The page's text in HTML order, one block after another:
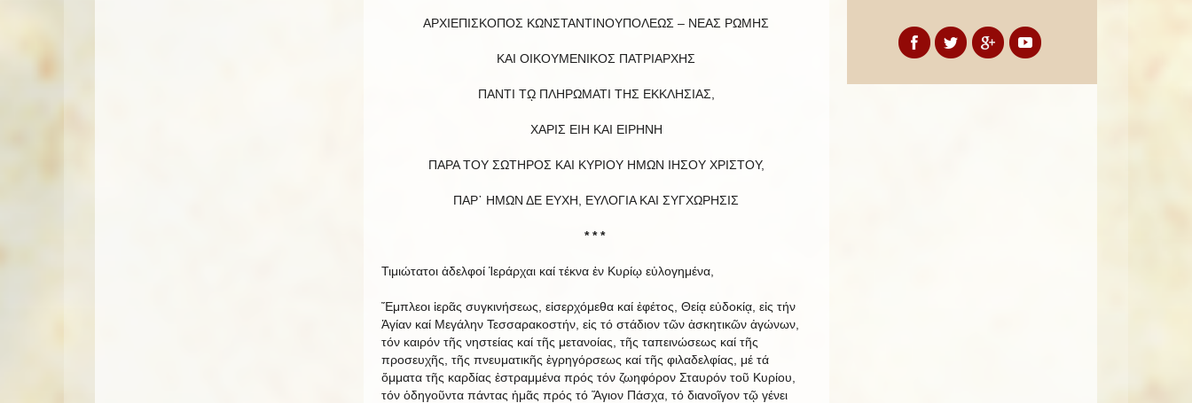
ΑΡΧΙΕΠΙΣΚΟΠΟΣ ΚΩΝΣΤΑΝΤΙΝΟΥΠΟΛΕΩΣ – ΝΕΑΣ ΡΩΜΗΣ
ΚΑΙ ΟΙΚΟΥΜΕΝΙΚΟΣ ΠΑΤΡΙΑΡΧΗΣ
ΠΑΝΤΙ Τῼ ΠΛΗΡΩΜΑΤΙ ΤΗΣ ΕΚΚΛΗΣΙΑΣ,
ΧΑΡΙΣ ΕΙΗ ΚΑΙ ΕΙΡΗΝΗ
ΠΑΡΑ ΤΟΥ ΣΩΤΗΡΟΣ ΚΑΙ ΚΥΡΙΟΥ ΗΜΩΝ ΙΗΣΟΥ ΧΡΙΣΤΟΥ,
ΠΑΡ᾿ HΜΩΝ ΔΕ ΕΥΧΗ, ΕΥΛΟΓΙΑ ΚΑΙ ΣΥΓΧΩΡΗΣΙΣ
* * *
Τιμιώτατοι ἀδελφοί Ἱεράρχαι καί τέκνα ἐν Κυρίῳ εὐλογημένα,
Ἔμπλεοι ἱερᾶς συγκινήσεως, εἰσερχόμεθα καί ἐφέτος, Θείᾳ εὐδοκίᾳ, εἰς τήν
Ἁγίαν καί Μεγάλην Τεσσαρακοστήν, εἰς τό στάδιον τῶν ἀσκητικῶν ἀγώνων,
τόν καιρόν τῆς νηστείας καί τῆς μετανοίας, τῆς ταπεινώσεως καί τῆς
προσευχῆς, τῆς πνευματικῆς ἐγρηγόρσεως καί τῆς φιλαδελφίας, μέ τά
ὄμματα τῆς καρδίας ἐστραμμένα πρός τόν ζωηφόρον Σταυρόν τοῦ Κυρίου,
τόν ὁδηγοῦντα πάντας ἡμᾶς πρός τό Ἅγιον Πάσχα, τό διανοῖγον τῷ γένει